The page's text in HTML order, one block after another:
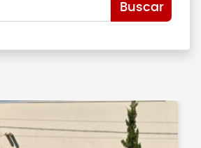
Buscar